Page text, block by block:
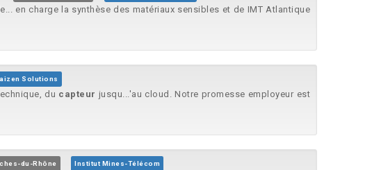
en charge la synthèse des matériaux sensibles et de IMT Atlantique
Solutions
du capteur jusqu...'au cloud. Notre promesse employeur est
du-Rhône Institut Mines-Télécom